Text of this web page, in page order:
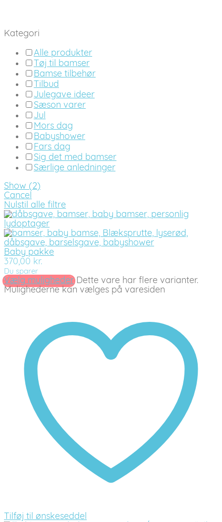
Kategori
Alle produkter
Tøj til bamser
Bamse tilbehør
Tilbud
Julegave ideer
Sæson varer
Jul
Mors dag
Babyshower
Fars dag
Sig det med bamser
Særlige anledninger
Show (2)
Cancel
Nulstil alle filtre
Baby pakke
370,00 kr.
Du sparer
Vælg muligheder Dette vare har flere varianter.
Mulighederne kan vælges på varesiden
Tilføj til ønskeseddel